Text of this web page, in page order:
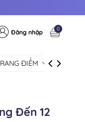
Đăng nhập 0
ĐIỂM
Đến 12